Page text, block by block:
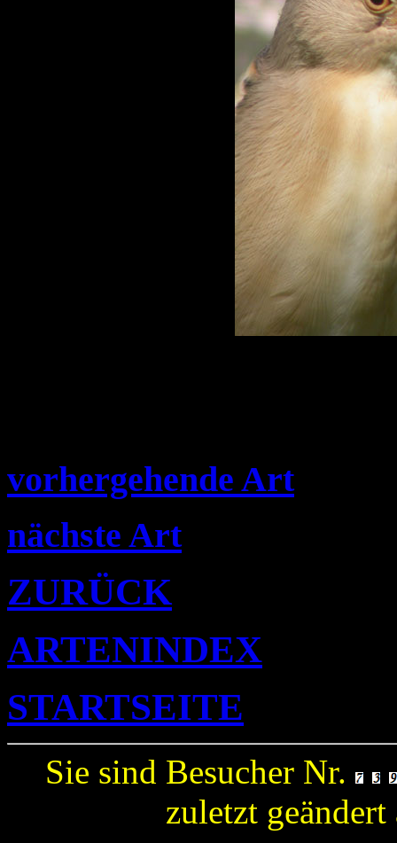
vorhergehende Art
nächste Art
ZURÜCK
ARTENINDEX
STARTSEITE
Sie sind Besucher Nr.
zuletzt